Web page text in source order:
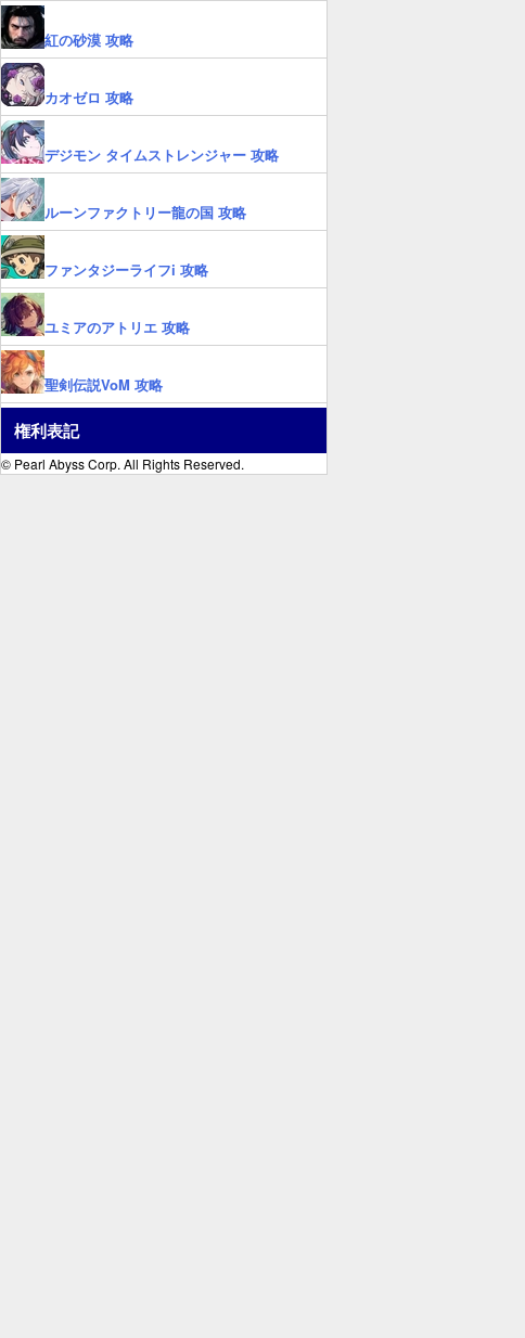
紅の砂漠 攻略
カオゼロ 攻略
デジモン タイムストレンジャー 攻略
ルーンファクトリー龍の国 攻略
ファンタジーライフi 攻略
ユミアのアトリエ 攻略
聖剣伝説VoM 攻略
権利表記
© Pearl Abyss Corp. All Rights Reserved.